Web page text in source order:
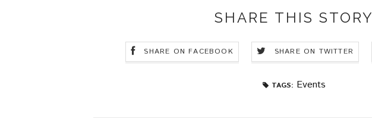
SHARE THIS STORY
SHARE ON FACEBOOK SHARE ON TWITTER
TAGS: Events